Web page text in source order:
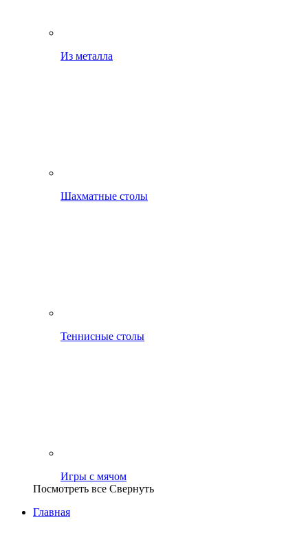
Из металла
Шахматные столы
Теннисные столы
Игры с мячом
Посмотреть все Свернуть
Главная